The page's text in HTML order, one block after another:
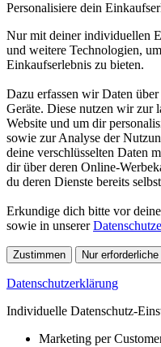
Personalisiere dein
Nur mit deiner individuellen
und weitere Technologien,
Einkaufserlebnis zu bieten.
Dazu erfassen wir Daten
Geräte. Diese nutzen wir zur
Website und um dir
sowie zur Analyse der
deine verschlüsselten Daten
dir über deren Online-
du deren Dienste bereits
Erkundige dich bitte vor
sowie in unserer
Zustimmen Nur erforderliche
Datenschutzerklärung
Individuelle Datenschutz-
Marketing per